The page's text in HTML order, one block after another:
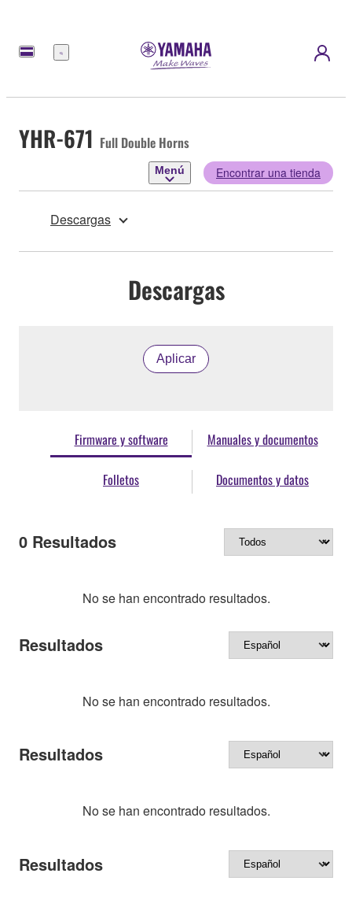
Menú
YHR-671 Full Double Horns
Menú Encontrar una tienda
Descargas
Descargas
Aplicar
Firmware y software Manuales y documentos
Folletos Documentos y datos
0 Resultados
No se han encontrado resultados.
Resultados
No se han encontrado resultados.
Resultados
No se han encontrado resultados.
Resultados